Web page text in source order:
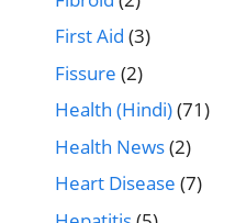
First Aid (3)
Fissure (2)
Health (Hindi)(71)
Health News(2)
Heart Disease (7)